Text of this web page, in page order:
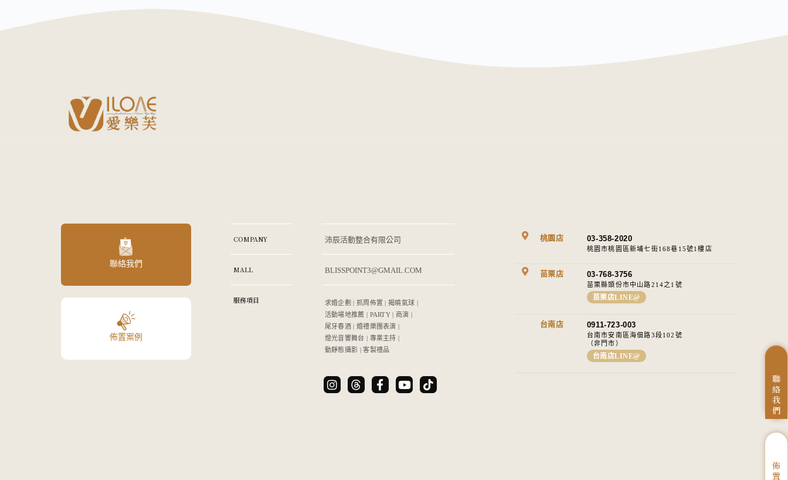
聯
絡
我
們
佈
置
聯絡我們
佈置案例
COMPANY 沛辰活動整合有限公司
MALL BLISSPOINT3@GMAIL.COM
服務項目
求婚企劃 | 抓周佈置 | 揭曉氣球 |
活動場地推薦 | PARTY | 商演 |
尾牙春酒 | 婚禮樂團表演 |
燈光音響舞台 | 專業主持 |
動靜態攝影 | 客製禮品
桃園店 03-358-2020
桃園市桃園區新埔七街168巷15號1樓店
苗栗店 03-768-3756
苗栗縣頭份市中山路214之1號​
苗栗店LINE@
台南店 0911-723-003
台南市安南區海佃路3段102號
（非門市）
台南店LINE@